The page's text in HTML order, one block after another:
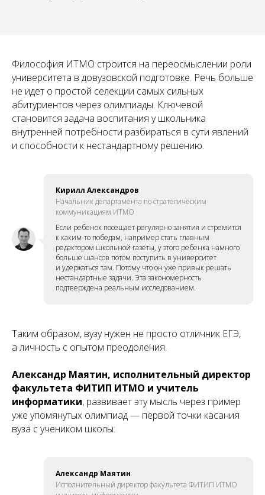
Философия ИТМО строится на переосмыслении роли
университета в довузовской подготовке. Речь больше
не идет о простой селекции самых сильных
абитуриентов через олимпиады. Ключевой
становится задача воспитания у школьника
внутренней потребности разбираться в сути явлений
и способности к нестандартному решению.
Кирилл Александров
Начальник департамента по стратегическим
коммуникациям ИТМО
Если ребенок посещает регулярно занятия и стремится
к каким-то победам, например стать главным
редактором школьной газеты, у этого ребенка намного
больше шансов потом поступить в университет
и удержаться там. Потому что он уже привык решать
нестандартные задачи. Эта закономерность
подтверждена реальным исследованием.
Таким образом, вузу нужен не просто отличник ЕГЭ,
а личность с опытом преодоления.
Александр Маятин, исполнительный директор
факультета ФИТИП ИТМО и учитель
информатики, развивает эту мысль через пример
уже упомянутых олимпиад — первой точки касания
вуза с учеником школы:
Александр Маятин
Исполнительный директор факультета ФИТИП ИТМО